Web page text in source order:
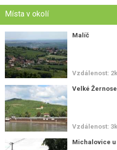
Místa v okolí
Malíč
Vzdálenost:
Velké
Vzdálenost:
Michalovice